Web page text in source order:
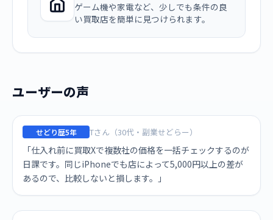
ゲーム機や家電など、少しでも条件の良
い買取店を簡単に見つけられます。
ユーザーの声
せどり歴5年 Tさん（30代・副業せどらー）
「仕入れ前に買取Xで複数社の価格を一括チェックするのが
日課です。同じiPhoneでも店によって5,000円以上の差が
あるので、比較しないと損します。」